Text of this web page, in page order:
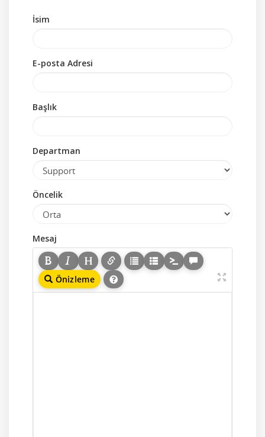
İsim
E-posta Adresi
Başlık
Departman
Öncelik
Mesaj
Önizleme